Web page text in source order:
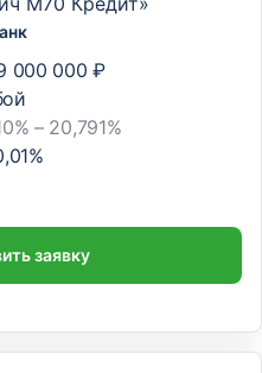
000 000 ₽
– 20,791%
%
заявку